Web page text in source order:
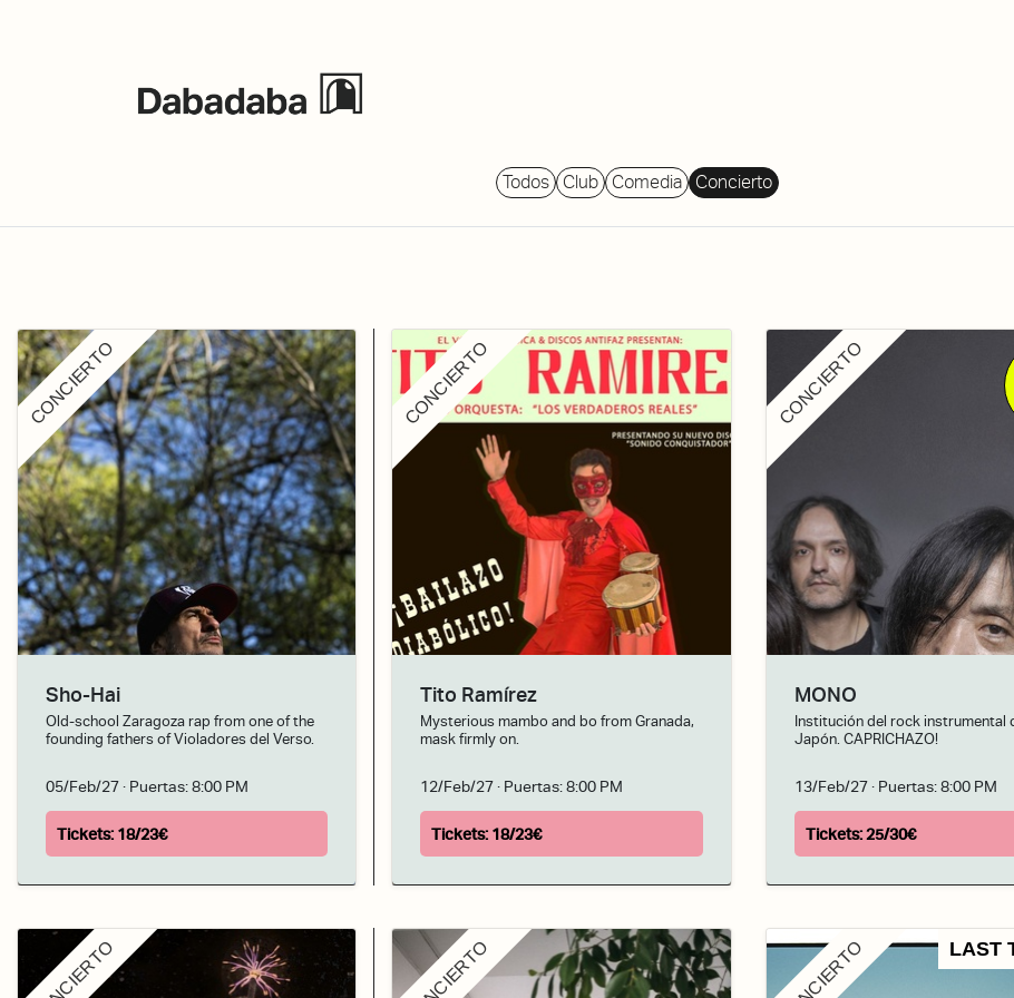
Todos Club Comedia Concierto
CONCIERTO
Sho-Hai
Old-school Zaragoza rap from one of the
founding fathers of Violadores del Verso.
05/Feb/27· Puertas:8:00 PM
Tickets: 18/23€
CONCIERTO
Tito Ramírez
Mysterious mambo and bo from Granada,
mask firmly on.
12/Feb/27· Puertas:8:00 PM
Tickets: 18/23€
CONCIERTO
MONO
Institución del rock instrumental
Japón. CAPRICHAZO!
13/Feb/27· Puertas:8:00 PM
Tickets:25/30€
LAST